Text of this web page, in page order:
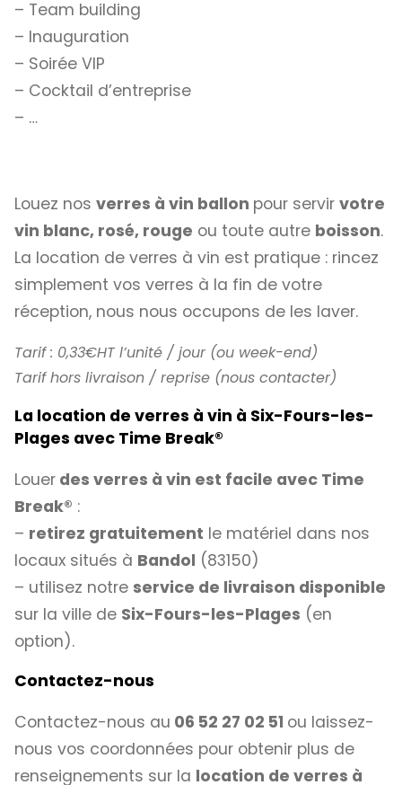
– Team building
– Inauguration
– Soirée VIP
– Cocktail d’entreprise
– …
Louez nos verres à vin ballon pour servir votre
vin blanc, rosé, rouge ou toute autre boisson.
La location de verres à vin est pratique : rincez
simplement vos verres à la fin de votre
réception, nous nous occupons de les laver.
Tarif : 0,33€HT l’unité / jour (ou week-end)
Tarif hors livraison / reprise (nous contacter)
La location de verres à vin à Six-Fours-les-
Plages avec Time Break®
Louer des verres à vin est facile avec Time
Break® :
– retirez gratuitement le matériel dans nos
locaux situés à Bandol (83150)
– utilisez notre service de livraison disponible
sur la ville de Six-Fours-les-Plages (en
option).
Contactez-nous
Contactez-nous au 06 52 27 02 51 ou laissez-
nous vos coordonnées pour obtenir plus de
renseignements sur la location de verres à